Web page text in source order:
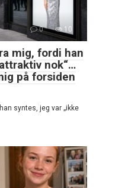
0 10
mig, fordi han
nok“…
på forsiden
syntes, jeg var „ikke